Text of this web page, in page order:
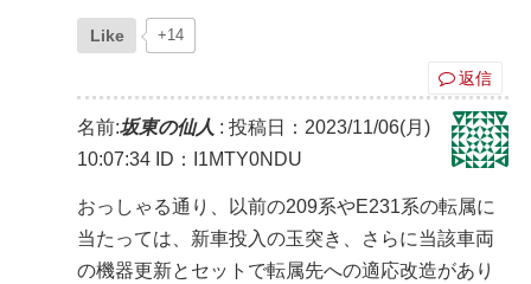
Like +14
返信
名前:坂東の仙人 : 投稿日：2023/11/06(月)
10:07:34 ID：I1MTY0NDU
おっしゃる通り、以前の209系やE231系の転属に
当たっては、新車投入の玉突き、さらに当該車両
の機器更新とセットで転属先への適応改造があり